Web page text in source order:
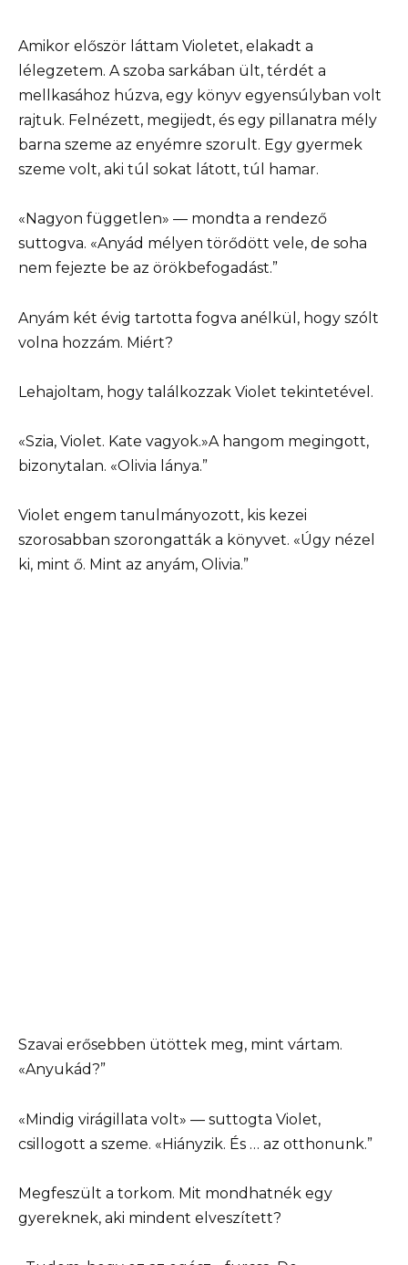
Amikor először láttam Violetet, elakadt a
lélegzetem. A szoba sarkában ült, térdét a
mellkasához húzva, egy könyv egyensúlyban volt
rajtuk. Felnézett, megijedt, és egy pillanatra mély
barna szeme az enyémre szorult. Egy gyermek
szeme volt, aki túl sokat látott, túl hamar.
«Nagyon független» — mondta a rendező
suttogva. «Anyád mélyen törődött vele, de soha
nem fejezte be az örökbefogadást.”
Anyám két évig tartotta fogva anélkül, hogy szólt
volna hozzám. Miért?
Lehajoltam, hogy találkozzak Violet tekintetével.
«Szia, Violet. Kate vagyok.»A hangom megingott,
bizonytalan. «Olivia lánya.”
Violet engem tanulmányozott, kis kezei
szorosabban szorongatták a könyvet. «Úgy nézel
ki, mint ő. Mint az anyám, Olivia.”
Szavai erősebben ütöttek meg, mint vártam.
«Anyukád?”
«Mindig virágillata volt» — suttogta Violet,
csillogott a szeme. «Hiányzik. És … az otthonunk.”
Megfeszült a torkom. Mit mondhatnék egy
gyereknek, aki mindent elveszített?